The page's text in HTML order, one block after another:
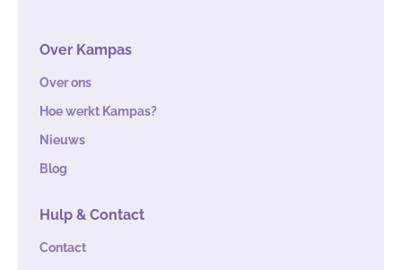
Over Kampas
Over ons
Hoe werkt Kampas?
Nieuws
Blog
Hulp & Contact
Contact